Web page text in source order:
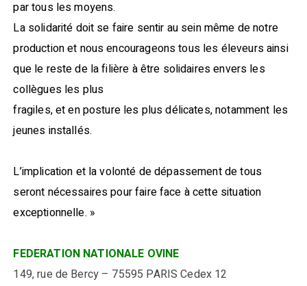
par tous les moyens.
La solidarité doit se faire sentir au sein même de notre
production et nous encourageons tous les éleveurs ainsi
que le reste de la filière à être solidaires envers les
collègues les plus
fragiles, et en posture les plus délicates, notamment les
jeunes installés.
L’implication et la volonté de dépassement de tous
seront nécessaires pour faire face à cette situation
exceptionnelle. »
FEDERATION NATIONALE OVINE
149, rue de Bercy – 75595 PARIS Cedex 12